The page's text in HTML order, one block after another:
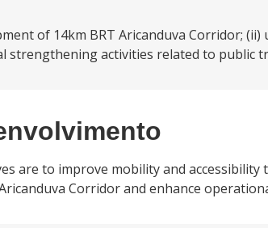
of 14km BRT Aricanduva Corridor;
strengthening activities related to public
are to improve mobility and
Corridor and enhance